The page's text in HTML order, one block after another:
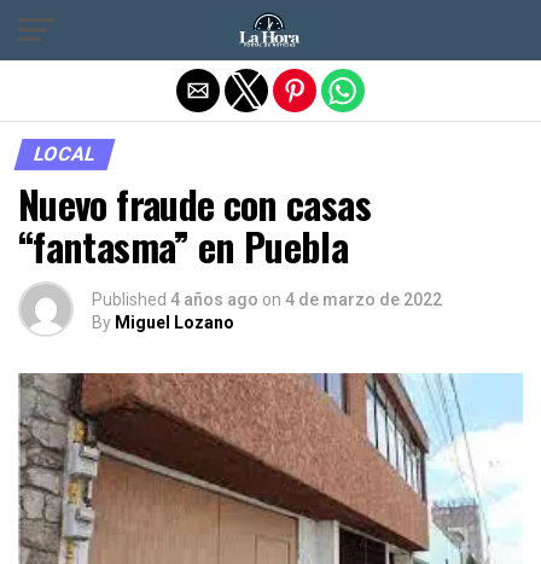
LOCAL
Nuevo fraude con casas
“fantasma” en Puebla
Published 4 años ago on 4 de marzo de 2022
By Miguel Lozano
Salir de la versión móvil